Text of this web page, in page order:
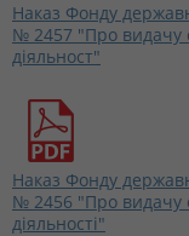
Наказ Фонду
№ 2457 "Про видачу
діяльност"
Наказ Фонду
№ 2456 "Про видачу
діяльності"